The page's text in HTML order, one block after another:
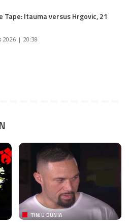
Tape: Itauma versus Hrgovic, 21
2026 | 20:38
TINJU DUNIA